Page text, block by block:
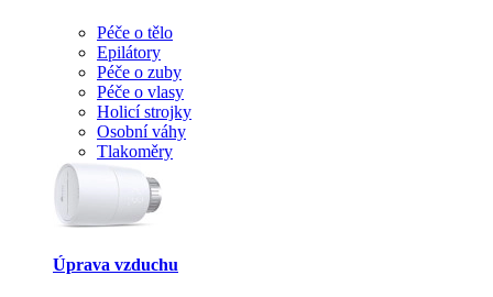
Péče o tělo
Epilátory
Péče o zuby
Péče o vlasy
Holicí strojky
Osobní váhy
Tlakoměry
Úprava vzduchu